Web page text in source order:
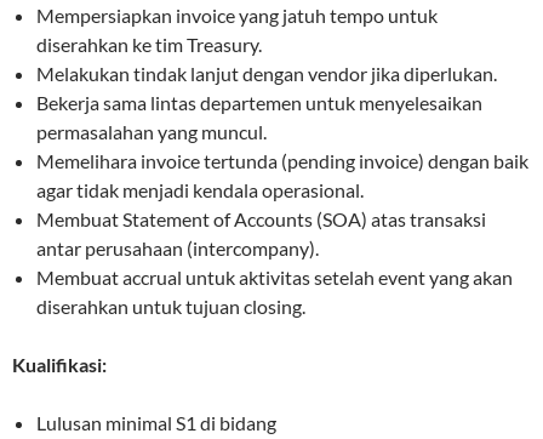
Mempersiapkan invoice yang jatuh tempo untuk
diserahkan ke tim Treasury.
Melakukan tindak lanjut dengan vendor jika diperlukan.
Bekerja sama lintas departemen untuk menyelesaikan
permasalahan yang muncul.
Memelihara invoice tertunda (pending invoice) dengan baik
agar tidak menjadi kendala operasional.
Membuat Statement of Accounts (SOA) atas transaksi
antar perusahaan (intercompany).
Membuat accrual untuk aktivitas setelah event yang akan
diserahkan untuk tujuan closing.
Kualifikasi:
Lulusan minimal S1 di bidang